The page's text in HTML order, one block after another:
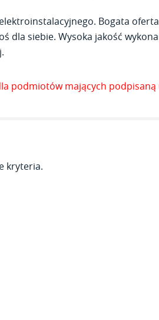
Bogata
dla siebie. Wysoka jakość
podmiotów mających podpisaną
kryteria.